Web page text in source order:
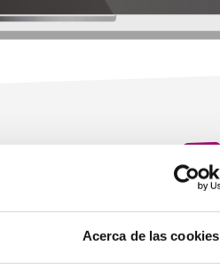
Acerca de las cookies